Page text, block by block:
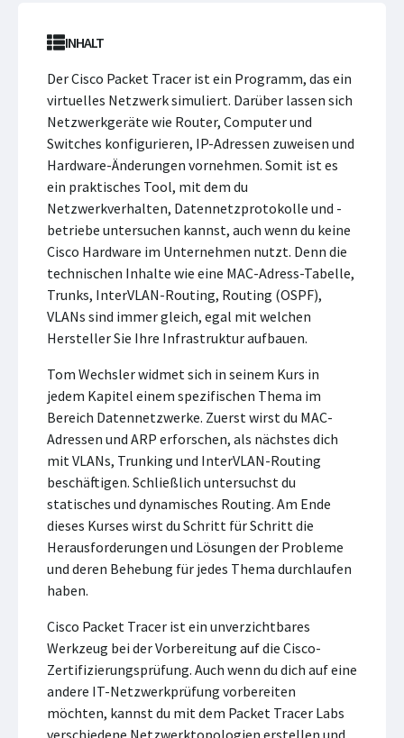
INHALT
Der Cisco Packet Tracer ist ein Programm, das ein
virtuelles Netzwerk simuliert. Darüber lassen sich
Netzwerkgeräte wie Router, Computer und
Switches konfigurieren, IP-Adressen zuweisen und
Hardware-Änderungen vornehmen. Somit ist es
ein praktisches Tool, mit dem du
Netzwerkverhalten, Datennetzprotokolle und -
betriebe untersuchen kannst, auch wenn du keine
Cisco Hardware im Unternehmen nutzt. Denn die
technischen Inhalte wie eine MAC-Adress-Tabelle,
Trunks, InterVLAN-Routing, Routing (OSPF),
VLANs sind immer gleich, egal mit welchen
Hersteller Sie Ihre Infrastruktur aufbauen.
Tom Wechsler widmet sich in seinem Kurs in
jedem Kapitel einem spezifischen Thema im
Bereich Datennetzwerke. Zuerst wirst du MAC-
Adressen und ARP erforschen, als nächstes dich
mit VLANs, Trunking und InterVLAN-Routing
beschäftigen. Schließlich untersuchst du
statisches und dynamisches Routing. Am Ende
dieses Kurses wirst du Schritt für Schritt die
Herausforderungen und Lösungen der Probleme
und deren Behebung für jedes Thema durchlaufen
haben.
Cisco Packet Tracer ist ein unverzichtbares
Werkzeug bei der Vorbereitung auf die Cisco-
Zertifizierungsprüfung. Auch wenn du dich auf eine
andere IT-Netzwerkprüfung vorbereiten
möchten, kannst du mit dem Packet Tracer Labs
verschiedene Netzwerktopologien erstellen und